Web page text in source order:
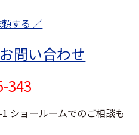
する ／
問い合わせ
343
ショールームでのご相談も